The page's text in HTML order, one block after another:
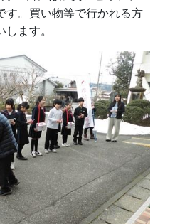
す。買い物等で行かれる方
ます。